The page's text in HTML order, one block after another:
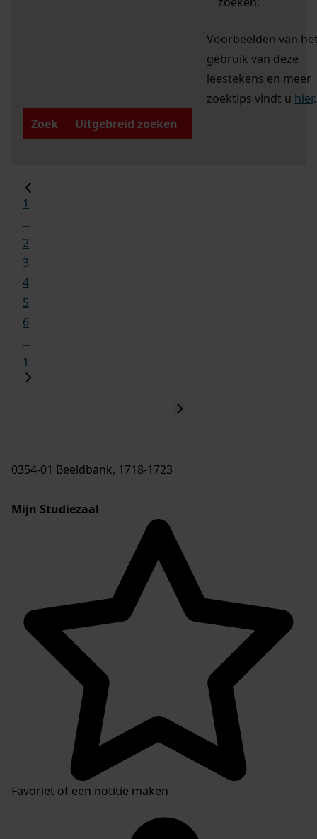
Voorbeelden van
gebruik van deze
leestekens en meer
zoektips vindt u hier.
Zoek
Uitgebreid zoeken
1
...
2
3
4
5
6
...
1
0354-01 Beeldbank, 1718-1723
Mijn Studiezaal
Favoriet of een notitie maken